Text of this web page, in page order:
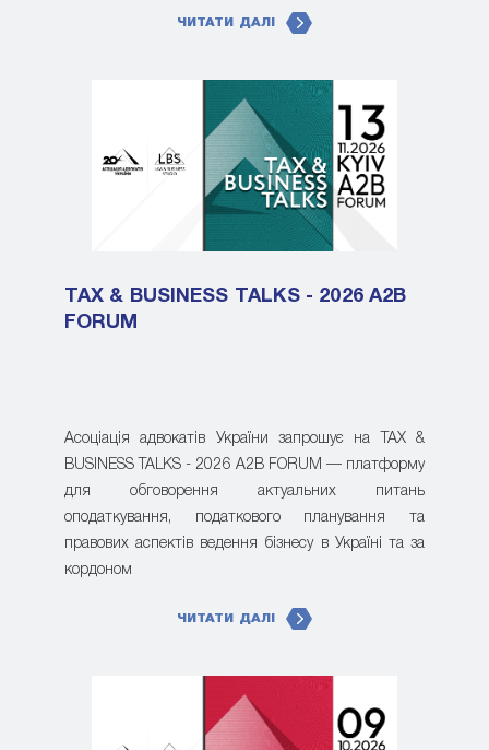
ЧИТАТИ ДАЛІ
TAX & BUSINESS TALKS - 2026 A2B
FORUM
Асоціація адвокатів України запрошує на TAX &
BUSINESS TALKS - 2026 A2B FORUM — платформу
для обговорення актуальних питань
оподаткування, податкового планування та
правових аспектів ведення бізнесу в Україні та за
кордоном
ЧИТАТИ ДАЛІ